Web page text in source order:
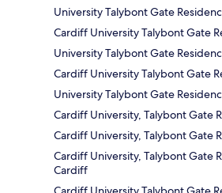
University Talybont Gate
Cardiff University Talybont Gate
University Talybont Gate
Cardiff University Talybont Gate
University Talybont Gate
Cardiff University, Talybont Gate
Cardiff University, Talybont Gate
Cardiff University, Talybont Gate
Cardiff